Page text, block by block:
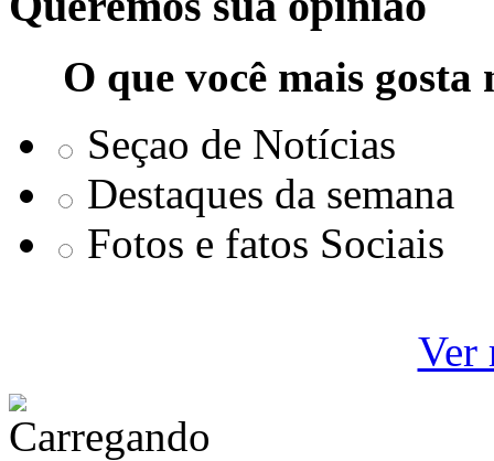
O que você mais
Seçao de Notícias
Destaques da semana
Fotos e fatos Sociais
Ver